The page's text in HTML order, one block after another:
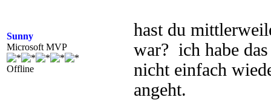
Sunny
Microsoft MVP
Offline
hast du
war? ich habe
nicht einfach
angeht.